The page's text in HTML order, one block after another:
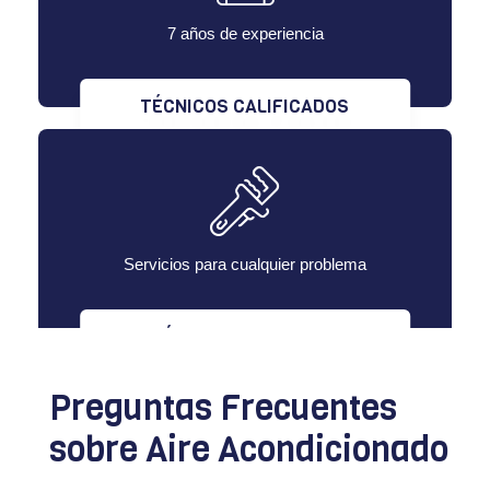
7 años de experiencia
TÉCNICOS CALIFICADOS
Servicios para cualquier problema
Preguntas Frecuentes
sobre Aire Acondicionado